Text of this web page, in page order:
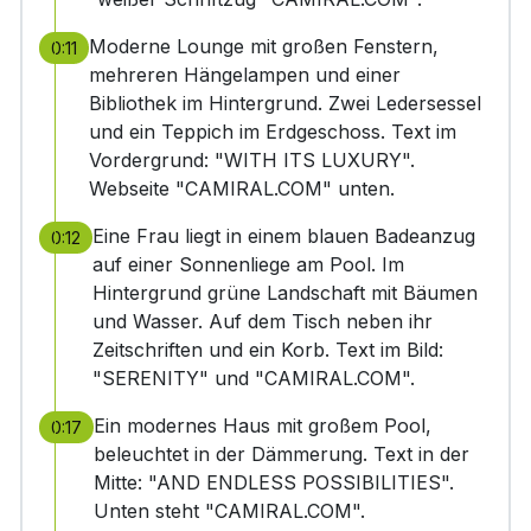
0:11
Moderne Lounge mit großen Fenstern,
mehreren Hängelampen und einer
Bibliothek im Hintergrund. Zwei Ledersessel
und ein Teppich im Erdgeschoss. Text im
Vordergrund: "WITH ITS LUXURY".
Webseite "CAMIRAL.COM" unten.
0:12
Eine Frau liegt in einem blauen Badeanzug
auf einer Sonnenliege am Pool. Im
Hintergrund grüne Landschaft mit Bäumen
und Wasser. Auf dem Tisch neben ihr
Zeitschriften und ein Korb. Text im Bild:
"SERENITY" und "CAMIRAL.COM".
0:17
Ein modernes Haus mit großem Pool,
beleuchtet in der Dämmerung. Text in der
Mitte: "AND ENDLESS POSSIBILITIES".
Unten steht "CAMIRAL.COM".